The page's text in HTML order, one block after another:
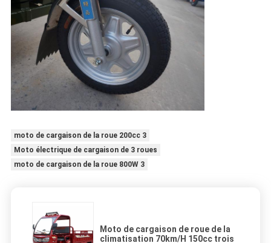
moto de cargaison de la roue 200cc 3
Moto électrique de cargaison de 3 roues
moto de cargaison de la roue 800W 3
Moto de cargaison de roue de la
climatisation 70km/H 150cc trois